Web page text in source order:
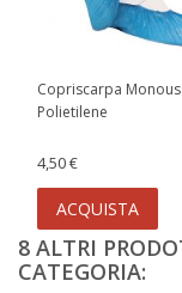
Copriscarpa
Polietilene
4,50 €
ACQUISTA
8 ALTRI
CATEGORIA: